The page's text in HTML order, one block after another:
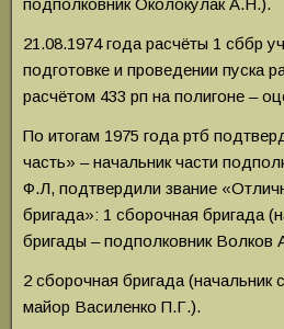
подполковник Околокулак А.Н.).
21.08.1974 года расчёты 1 сббр
подготовке и проведении пуска
расчётом 433 рп на полигоне –
По итогам 1975 года ртб
часть» – начальник части
Ф.Л, подтвердили звание
бригада»: 1 сборочная бригада
бригады – подполковник Волков
2 сборочная бригада (начальник
майор Василенко П.Г.).